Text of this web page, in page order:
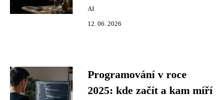
AI
12. 06. 2026
Programování v roce
2025: kde začít a kam míří